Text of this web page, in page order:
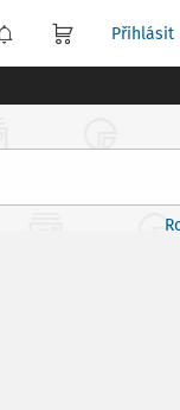
Přihlásit